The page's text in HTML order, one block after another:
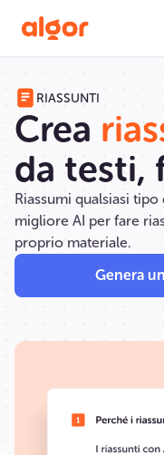
RIASSUNTI
Crea
da testi,
Riassumi qualsiasi
migliore AI per fare
proprio materiale.
Genera